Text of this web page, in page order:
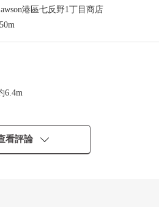
港區七反野1丁目商店
6.4m
建造
看評論